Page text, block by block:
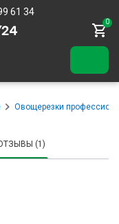
61 34
0
Овощерезки
(1)